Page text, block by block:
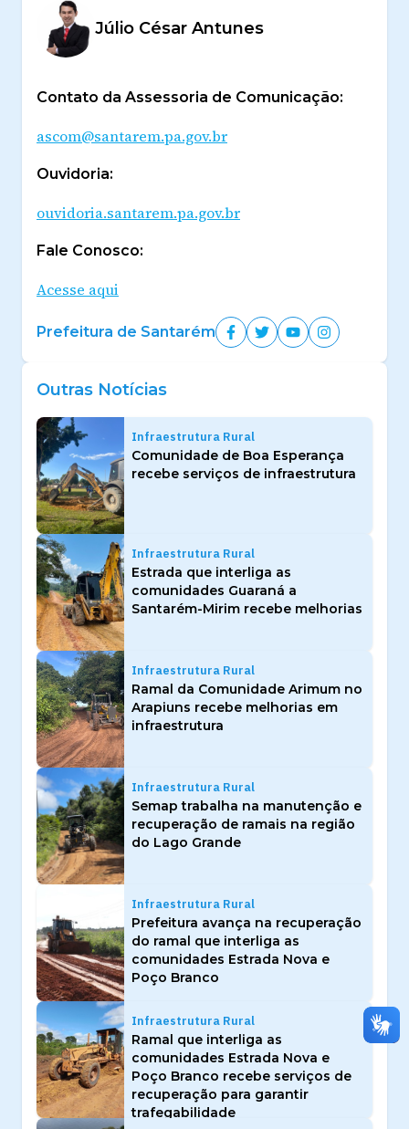
Júlio César Antunes
Contato da Assessoria de Comunicação:
ascom@santarem.pa.gov.br
Ouvidoria:
ouvidoria.santarem.pa.gov.br
Fale Conosco:
Acesse aqui
Prefeitura de Santarém
Outras Notícias
Infraestrutura Rural
Comunidade de Boa Esperança
recebe serviços de infraestrutura
Infraestrutura Rural
Estrada que interliga as
comunidades Guaraná a
Santarém-Mirim recebe melhorias
Infraestrutura Rural
Ramal da Comunidade Arimum no
Arapiuns recebe melhorias em
infraestrutura
Infraestrutura Rural
Semap trabalha na manutenção e
recuperação de ramais na região
do Lago Grande
Infraestrutura Rural
Prefeitura avança na recuperação
do ramal que interliga as
comunidades Estrada Nova e
Poço Branco
Infraestrutura Rural
Ramal que interliga as
comunidades Estrada Nova e
Poço Branco recebe serviços de
recuperação para garantir
trafegabilidade